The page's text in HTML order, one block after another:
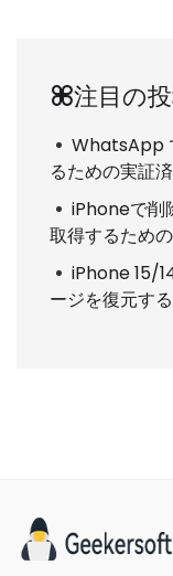
注目の
WhatsApp
るための実証
iPhoneで削
取得するため
iPhone 15/
ージを復元す